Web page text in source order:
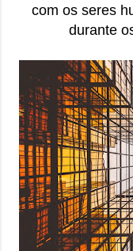
com os seres
durante